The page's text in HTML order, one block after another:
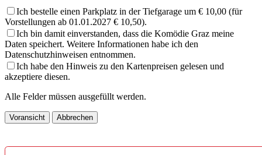
Ich bestelle einen Parkplatz in der Tiefgarage um € 10,00 (für
Vorstellungen ab 01.01.2027 € 10,50).
Ich bin damit einverstanden, dass die Komödie Graz meine
Daten speichert. Weitere Informationen habe ich den
Datenschutzhinweisen entnommen.
Ich habe den Hinweis zu den Kartenpreisen gelesen und
akzeptiere diesen.
Alle Felder müssen ausgefüllt werden.